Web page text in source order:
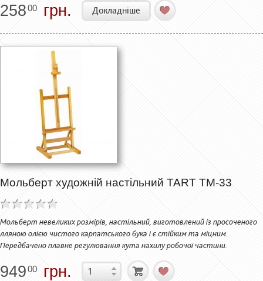
25800 грн. Докладніше
Мольберт художній настільний TART ТМ-33
Мольберт невеликих розмірів, настільний, виготовлений із просоченого
лляною олією чистого карпатського бука і є стійким та міцним.
Передбачено плавне регулювання кута нахилу робочої частини.
94900 грн.